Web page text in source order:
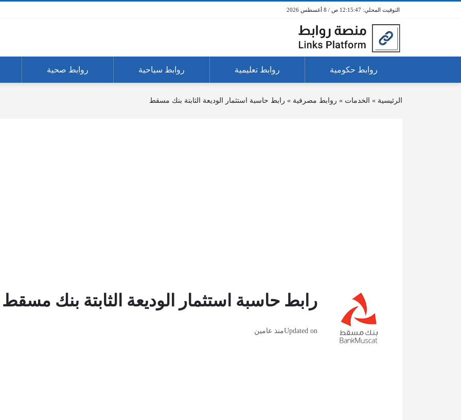
12:15:47 ص / 8 أغسطس 2026
روابط حكومية روابط تعليمية روابط سياحية روابط صحية
الرئيسية » الخدمات » روابط مصرفية » رابط حاسبة استثمار الوديعة الثابتة بنك مسقط
رابط حاسبة استثمار الوديعة الثابتة بنك مسقط
Updated onمنذ عامين